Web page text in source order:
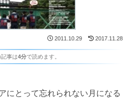
2011.10.29 2017.11.28
記事は4分で読めます。
にとって忘れられない月になる